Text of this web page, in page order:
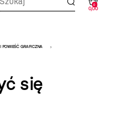
0
0,00
POWIEŚĆ GRAFICZNA
się